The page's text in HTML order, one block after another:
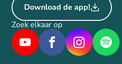
Download de app!
Zoek elkaar op